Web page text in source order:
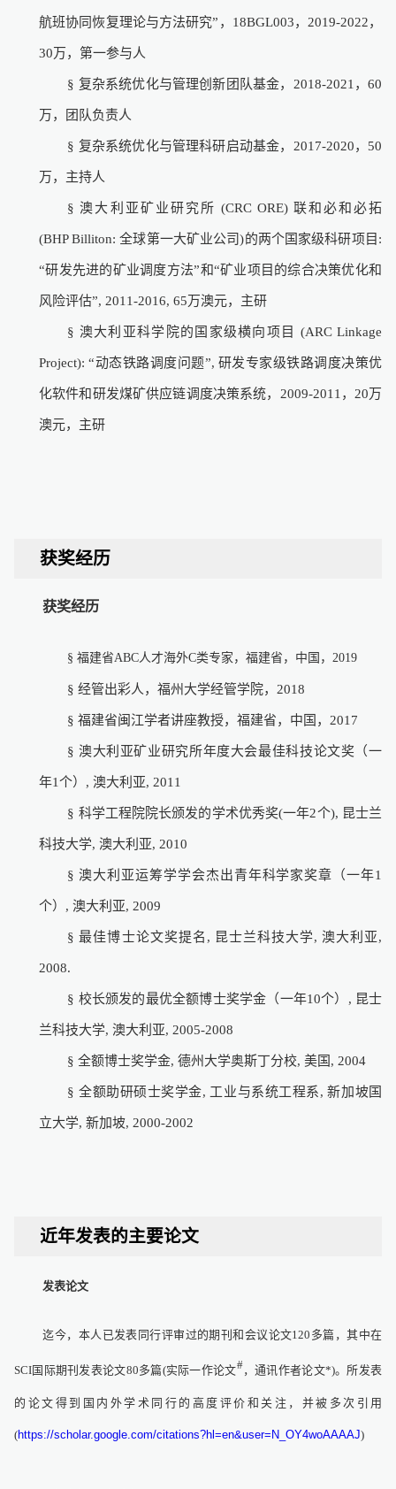
航班协同恢复理论与方法研究” ， 18BGL003， 2019-2022，
30万，第一参与人
§ 复杂系统优化与管理创新团队基金， 2018-2021，60
万，团队负责人
§ 复杂系统优化与管理科研启动基金， 2017-2020， 50
万，主持人
§澳大利亚矿业研究所 (CRC ORE) 联和必和必拓
(BHP Billiton:全球第一大矿业公司)的两个国家级科研项目 :
“研发先进的矿业调度方法”和“矿业项目的综合决策优化和
风险评估”, 2011-2016, 65万澳元，主研
§ 澳大利亚科学院的国家级横向项目 (ARC Linkage
Project): “动态铁路调度问题”,研发专家级铁路调度决策优
化软件和研发煤矿供应链调度决策系统， 2009-2011， 20万
澳元，主研
获奖经历
获奖经历
§福建省ABC人才海外C类专家，福建省，中国， 2019
§经管出彩人，福州大学经管学院， 2018
§福建省闽江学者讲座教授，福建省，中国， 2017
§澳大利亚矿业研究所年度大会最佳科技论文奖（一
年1个） , 澳大利亚, 2011
§ 科学工程院院长颁发的学术优秀奖(一年2个), 昆士兰
科技大学, 澳大利亚, 2010
§澳大利亚运筹学学会杰出青年科学家奖章（一年1
个） , 澳大利亚, 2009
§最佳博士论文奖提名 , 昆士兰科技大学, 澳大利亚,
2008.
§ 校长颁发的最优全额博士奖学金（一年10个） , 昆士
兰科技大学, 澳大利亚, 2005-2008
§全额博士奖学金,德州大学奥斯丁分校,美国, 2004
§ 全额助研硕士奖学金, 工业与系统工程系,新加坡国
立大学, 新加坡, 2000-2002
近年发表的主要论文
发表论文
迄今，本人已发表同行评审过的期刊和会议论文120 多篇，其中在
SCI国际期刊发表论文80多篇(实际一作论文#，通讯作者论文*)。所发表
的论文得到国内外学术同行的高度评价和关注，并被多次引用
(https://scholar.google.com/citations?hl=en&user=N_OY4woAAAAJ)